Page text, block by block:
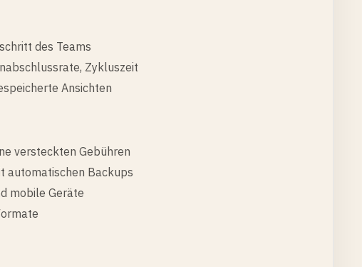
des Teams
Zykluszeit
Ansichten
versteckten Gebühren
automatischen Backups
mobile Geräte